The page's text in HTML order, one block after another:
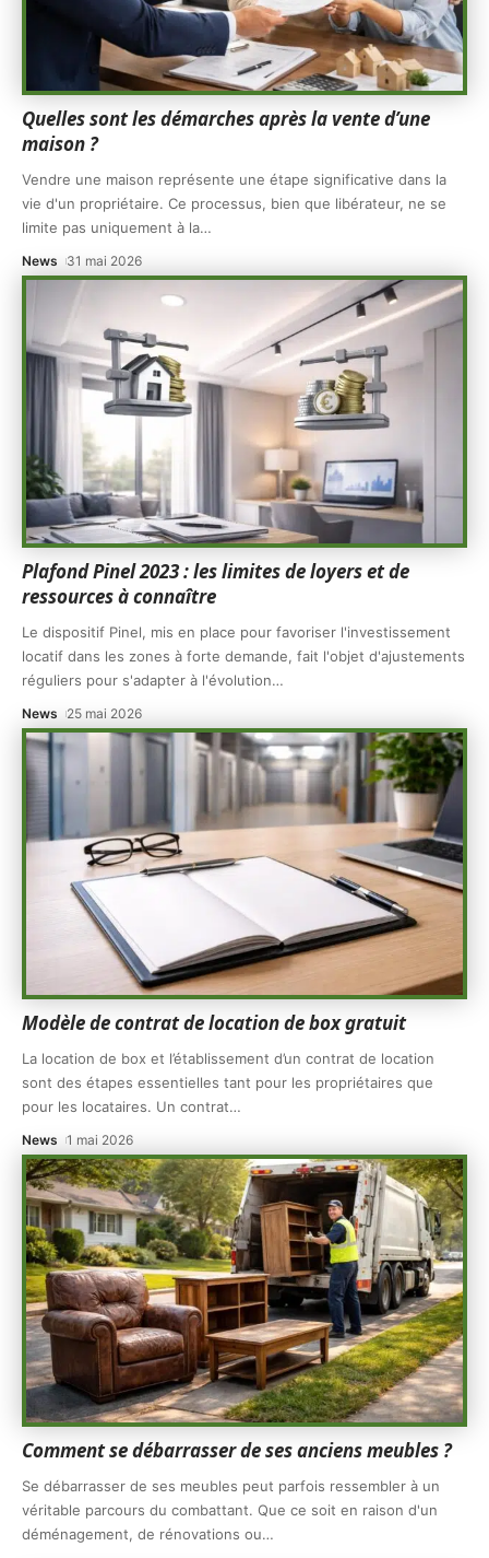
Quelles sont les démarches après la vente d’une
maison ?
Vendre une maison représente une étape significative dans la
vie d'un propriétaire. Ce processus, bien que libérateur, ne se
limite pas uniquement à la…
News 31 mai 2026
Plafond Pinel 2023 : les limites de loyers et de
ressources à connaître
Le dispositif Pinel, mis en place pour favoriser l'investissement
locatif dans les zones à forte demande, fait l'objet d'ajustements
réguliers pour s'adapter à l'évolution…
News 25 mai 2026
Modèle de contrat de location de box gratuit
La location de box et l’établissement d’un contrat de location
sont des étapes essentielles tant pour les propriétaires que
pour les locataires. Un contrat…
News 1 mai 2026
Comment se débarrasser de ses anciens meubles ?
Se débarrasser de ses meubles peut parfois ressembler à un
véritable parcours du combattant. Que ce soit en raison d'un
déménagement, de rénovations ou…